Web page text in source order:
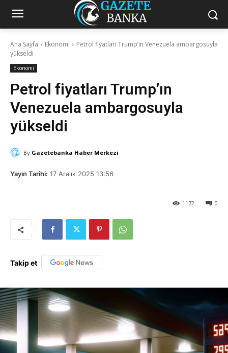
Ana Sayfa Ekonomi
Petrol fiyatları Trump’ın Venezuela ambargosuyla
yükseldi
Ekonomi
Petrol fiyatları Trump’ın
Venezuela ambargosuyla
yükseldi
By Gazetebanka Haber Merkezi
Yayın Tarihi: 17 Aralık 2025 13:56
0
1172
Takip et